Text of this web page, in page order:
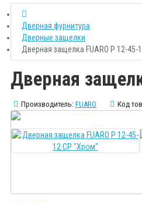
Дверная фурнитура
Дверные защелки
Дверная защелка FUARO P 12-45-
Дверная
Производитель: FUARO Код